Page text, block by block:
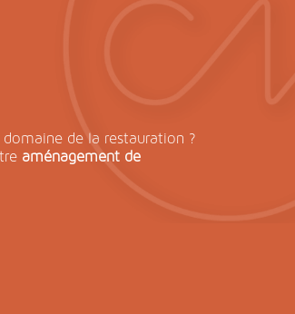
de la restauration ?
aménagement de